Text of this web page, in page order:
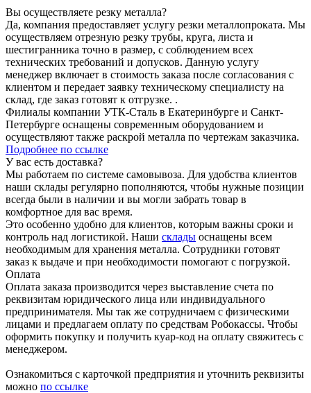
Вы осуществляете резку металла?
Да, компания предоставляет услугу резки металлопроката. Мы
осуществляем отрезную резку трубы, круга, листа и
шестигранника точно в размер, с соблюдением всех
технических требований и допусков. Данную услугу
менеджер включает в стоимость заказа после согласования с
клиентом и передает заявку техническому специалисту на
склад, где заказ готовят к отгрузке. .
Филиалы компании УТК-Сталь в Екатеринбурге и Санкт-
Петербурге оснащены современным оборудованием и
осуществляют также раскрой металла по чертежам заказчика.
Подробнее по ссылке
У вас есть доставка?
Мы работаем по системе самовывоза. Для удобства клиентов
наши склады регулярно пополняются, чтобы нужные позиции
всегда были в наличии и вы могли забрать товар в
комфортное для вас время.
Это особенно удобно для клиентов, которым важны сроки и
контроль над логистикой. Наши склады оснащены всем
необходимым для хранения металла. Сотрудники готовят
заказ к выдаче и при необходимости помогают с погрузкой.
Оплата
Оплата заказа производится через выставление счета по
реквизитам юридического лица или индивидуального
предпринимателя. Мы так же сотрудничаем с физическими
лицами и предлагаем оплату по средствам Робокассы. Чтобы
оформить покупку и получить куар-код на оплату свяжитесь с
менеджером.
Ознакомиться с карточкой предприятия и уточнить реквизиты
можно по ссылке